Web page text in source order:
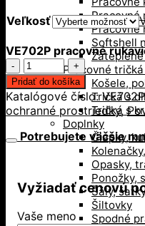
Pracovné
Pracovné
Softshell
Pracovné
Košele,
Tričká s
Tričká s
Doplnky
Čiapky,
Opasky,
Ponožky,
Šály,
Šiltovky
Spodné
Veľkosť
VE702P pracovné
množstvo
VE702P
pracovné
rukavice
Pridať do košíka
Katalógové číslo:VE702P
ochranné prostriedky,
Potrebujete väčšie
Vyžiadať cenovú
Vaše meno